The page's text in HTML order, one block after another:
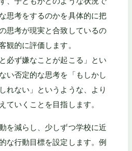
思考をするのかを具体的に把
思考が現実と合致しているの
観的に評価します。
必ず嫌なことが起こる」とい
い否定的な思考を「もしかし
れない」というような、より
ていくことを目指します。
を減らし、少しずつ学校に近
な行動目標を設定します。例